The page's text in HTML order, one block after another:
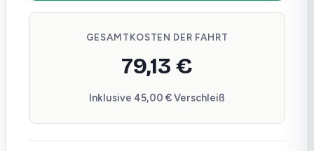
GESAMTKOSTEN DER FAHRT
79,13 €
Inklusive 45,00 € Verschleiß